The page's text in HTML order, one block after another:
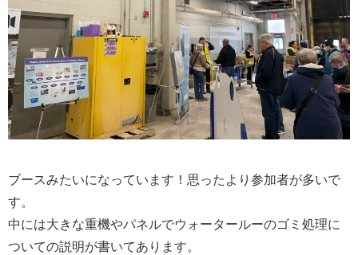
ブースみたいになっています！思ったより参加者が多いで
す。
中には大きな重機やパネルでウォータールーのゴミ処理に
ついての説明が書いてあります。